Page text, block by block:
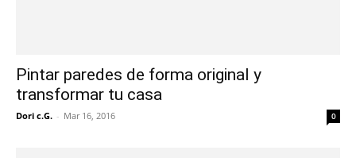
Pintar paredes de forma original y
transformar tu casa
Dori c.G. - Mar 16, 2016 0